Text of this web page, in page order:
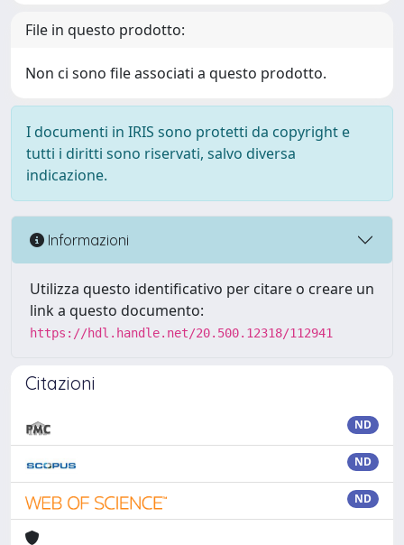
File in questo prodotto:
Non ci sono file associati a questo prodotto.
I documenti in IRIS sono protetti da copyright e
tutti i diritti sono riservati, salvo diversa
indicazione.
Informazioni
Utilizza questo identificativo per citare o creare un
link a questo documento:
https://hdl.handle.net/20.500.12318/112941
Citazioni
ND
ND
ND